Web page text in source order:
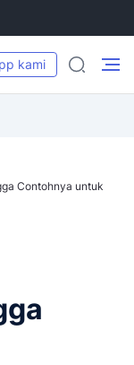
kami
Contohnya untuk